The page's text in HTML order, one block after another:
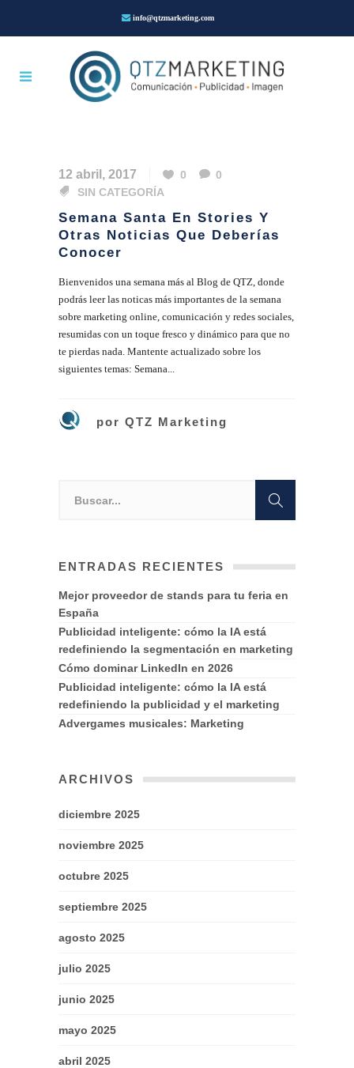
info@qtzmarketing.com
12 abril, 2017 0
0
SIN CATEGORÍA
Semana Santa En Stories Y
Otras Noticias Que Deberías
Conocer
Bienvenidos una semana más al Blog de QTZ, donde
podrás leer las noticas más importantes de la semana
sobre marketing online, comunicación y redes sociales,
resumidas con un toque fresco y dinámico para que no
te pierdas nada. Mantente actualizado sobre los
siguientes temas: Semana...
por QTZ Marketing
ENTRADAS RECIENTES
Mejor proveedor de stands para tu feria en
España
Publicidad inteligente: cómo la IA está
redefiniendo la segmentación en marketing
Cómo dominar LinkedIn en 2026
Publicidad inteligente: cómo la IA está
redefiniendo la publicidad y el marketing
Advergames musicales: Marketing
ARCHIVOS
diciembre 2025
noviembre 2025
octubre 2025
septiembre 2025
agosto 2025
julio 2025
junio 2025
mayo 2025
abril 2025